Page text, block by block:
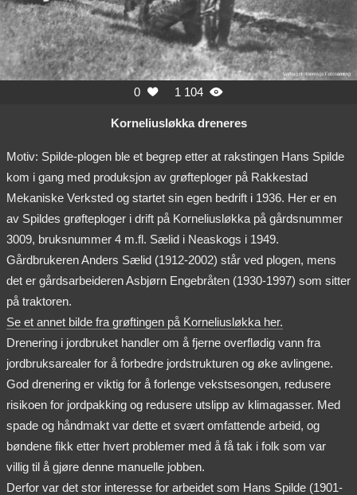
0  1 104 
Korneliusløkka dreneres
Motiv: Spilde-plogen ble et begrep etter at rakstingen Hans Spilde
kom i gang med produksjon av grøfteploger på Rakkestad
Mekaniske Verksted og startet sin egen bedrift i 1936. Her er en
av Spildes grøfteploger i drift på Korneliusløkka på gårdsnummer
3009, bruksnummer 4 m.fl. Sælid i Neaskogs i 1949.
Gårdbrukeren Anders Sælid (1912-2002) står ved plogen, mens
det er gårdsarbeideren Asbjørn Engebråten (1930-1997) som sitter
på traktoren.
Se et annet bilde fra grøftingen på Korneliusløkka her.
Drenering i jordbruket handler om å fjerne overflødig vann fra
jordbruksarealer for å forbedre jordstrukturen og øke avlingene.
God drenering er viktig for å forlenge vekstsesongen, redusere
risikoen for jordpakking og redusere utslipp av klimagasser. Med
spade og håndmakt var dette et svært omfattende arbeid, og
bøndene fikk etter hvert problemer med å få tak i folk som var
villig til å gjøre denne manuelle jobben.
Derfor var det stor interesse for arbeidet som Hans Spilde (1901-